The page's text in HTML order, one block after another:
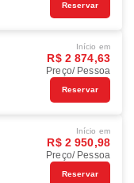
Reservar
Início em
R$ 2 874,63
Preço/ Pessoa
Reservar
Início em
R$ 2 950,98
Preço/ Pessoa
Reservar